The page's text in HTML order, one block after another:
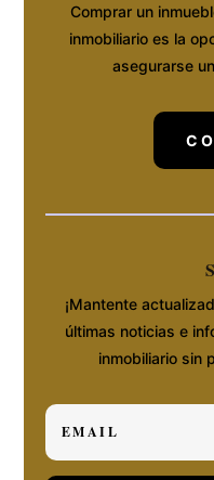
Comprar un
inmobiliario es la
asegurarse
¡Mantente
últimas noticias e
inmobiliario sin